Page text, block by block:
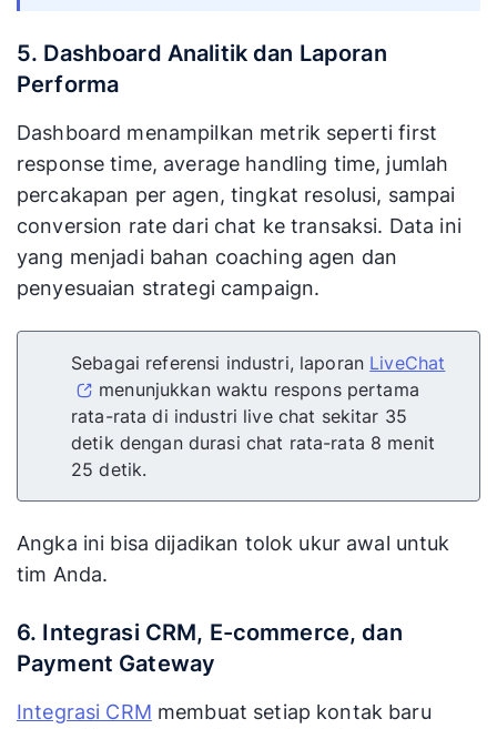
5. Dashboard Analitik dan Laporan
Performa
Dashboard menampilkan metrik seperti first
response time, average handling time, jumlah
percakapan per agen, tingkat resolusi, sampai
conversion rate dari chat ke transaksi. Data ini
yang menjadi bahan coaching agen dan
penyesuaian strategi campaign.
Sebagai referensi industri, laporan LiveChat
menunjukkan waktu respons pertama
rata-rata di industri live chat sekitar 35
detik dengan durasi chat rata-rata 8 menit
25 detik.
Angka ini bisa dijadikan tolok ukur awal untuk
tim Anda.
6. Integrasi CRM, E-commerce, dan
Payment Gateway
Integrasi CRM membuat setiap kontak baru